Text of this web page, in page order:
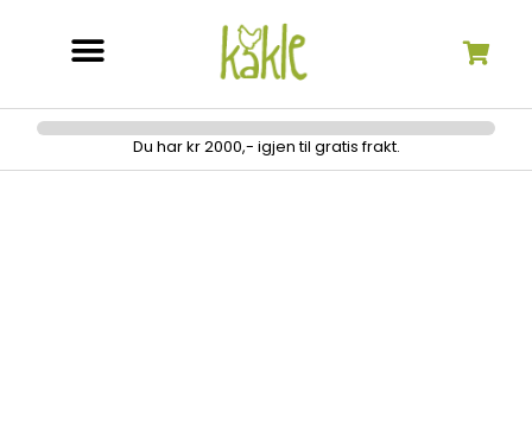
Du har kr 2000,- igjen til gratis frakt.